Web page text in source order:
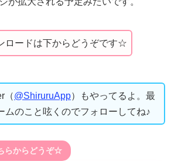
ロードは下からどうぞです☆
（@ShiruruApp）もやってるよ。最
ムのこと呟くのでフォローしてね♪
らからどうぞ☆